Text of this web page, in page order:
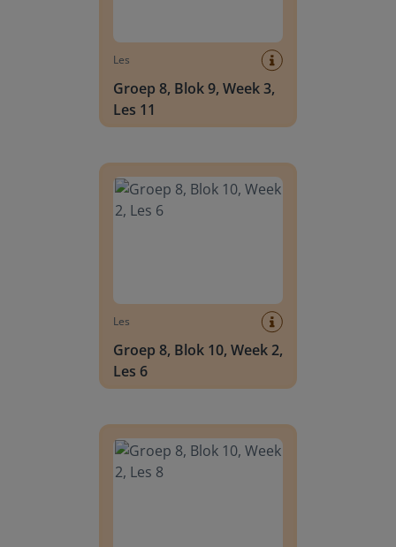
Les
Groep 8, Blok 9, Week 3,
Les 11
Les
Groep 8, Blok 10, Week 2,
Les 6